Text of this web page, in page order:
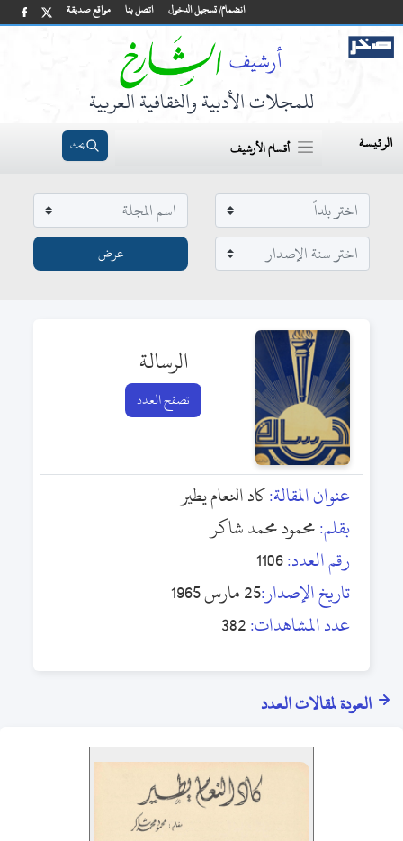
مواقع صديقة اتصل بنا انضمام/ تسجيل الدخول
للمجلات الأدبية والثقافية العربية
الرئيسة أقسام الأرشيف بحث
الرسالة
تصفح العدد
عنوان المقالة:كاد النعام يطير
بقلم:محمود محمد شاكر
رقم العدد:1106
تاريخ الإصدار:25 مارس 1965
عدد المشاهدات:382
العودة لمقالات العدد